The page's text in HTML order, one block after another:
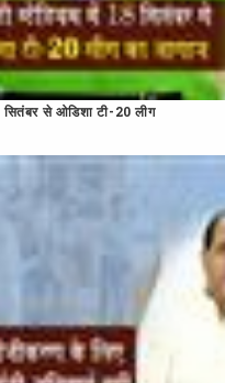
सितंबर से ओडिशा टी-20 लीग